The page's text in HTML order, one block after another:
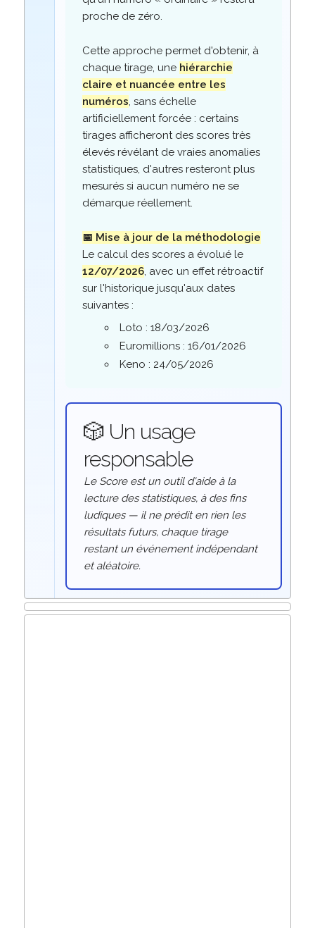
proche de zéro.
Cette approche permet d'obtenir, à
chaque tirage, une hiérarchie
claire et nuancée entre les
numéros, sans échelle
artificiellement forcée : certains
tirages afficheront des scores très
élevés révélant de vraies anomalies
statistiques, d'autres resteront plus
mesurés si aucun numéro ne se
démarque réellement.
📅 Mise à jour de la méthodologie
Le calcul des scores a évolué le
12/07/2026, avec un effet rétroactif
sur l'historique jusqu'aux dates
suivantes :
Loto : 18/03/2026
Euromillions : 16/01/2026
Keno : 24/05/2026
🎲 Un usage
responsable
Le Score est un outil d'aide à la
lecture des statistiques, à des fins
ludiques — il ne prédit en rien les
résultats futurs, chaque tirage
restant un événement indépendant
et aléatoire.